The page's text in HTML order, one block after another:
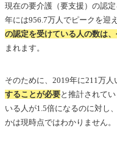
現在の要介護（要支援）の認
年には956.7万人でピークを迎
の認定を受けている人の数は
まれます。
そのために、2019年に211万人
することが必要と推計されて
いる人が1.5倍になるのに対し
かは現時点ではわかりません。